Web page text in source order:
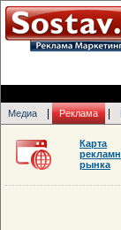
Медиа Реклама
Карта
рынка